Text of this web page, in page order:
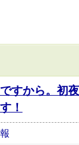
すから。初
！